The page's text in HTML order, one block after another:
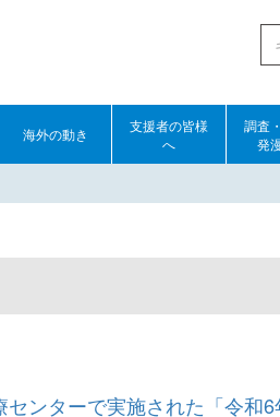
海外の動き
支援者の皆様
へ
調査
発
センターで実施された「令